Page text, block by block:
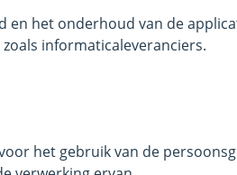
en het onderhoud van de
informaticaleveranciers.
het gebruik van de